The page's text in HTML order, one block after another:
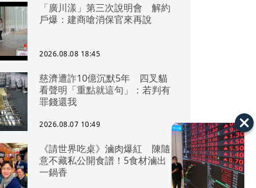
「廣川漾」第三次說明會 解約
戶爆：建商嗆消保官來再說
2026.08.08 18:45
慈濟遭詐10億沉默5年 四叉貓
看聲明「重點就這句」：若判有
罪錢還我
2026.08.07 10:49
《請世界吃桌》滷肉爆紅 陳隨
意不藏私公開食譜！5食材滷出
一鍋香